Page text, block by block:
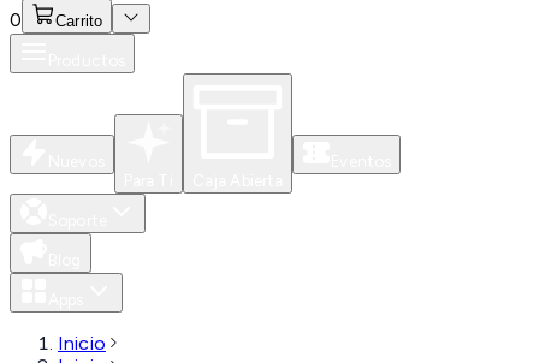
0 Carrito
Inicio